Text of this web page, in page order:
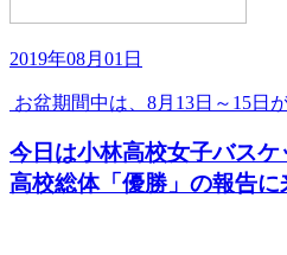
2019年08月01日
お盆期間中は、8月13日～15日
今日は小林高校女子バス
高校総体「優勝」の報告に